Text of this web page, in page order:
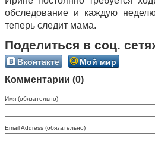
обследование и каждую
теперь следит мама.
Поделиться в соц.
Вконтакте Мой мир
Комментарии (0)
Имя (обязательно)
Email Address (обязательно)